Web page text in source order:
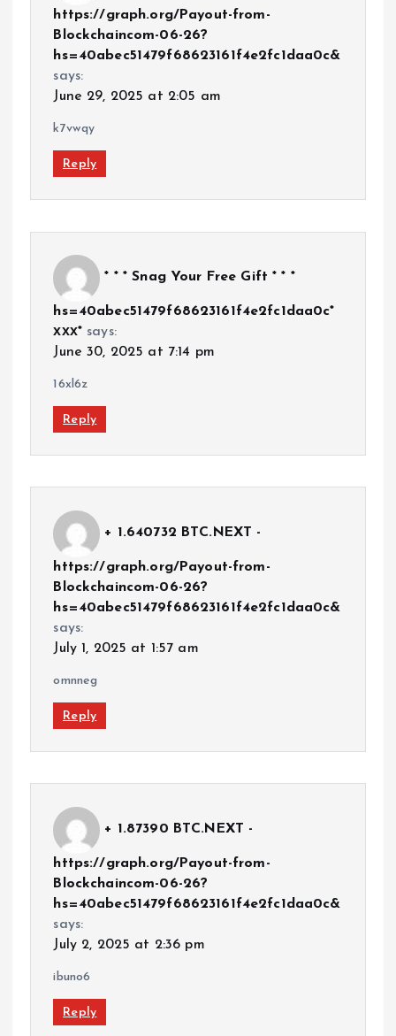
https://graph.org/Payout-from-
Blockchaincom-06-26?
hs=40abec51479f68623161f4e2fc1daa0c&
says:
June 29, 2025 at 2:05 am
k7vwqy
Reply
* * * Snag Your Free Gift * * *
hs=40abec51479f68623161f4e2fc1daa0c*
ххх* says:
June 30, 2025 at 7:14 pm
16xl6z
Reply
+ 1.640732 BTC.NEXT -
https://graph.org/Payout-from-
Blockchaincom-06-26?
hs=40abec51479f68623161f4e2fc1daa0c&
says:
July 1, 2025 at 1:57 am
omnneg
Reply
+ 1.87390 BTC.NEXT -
https://graph.org/Payout-from-
Blockchaincom-06-26?
hs=40abec51479f68623161f4e2fc1daa0c&
says:
July 2, 2025 at 2:36 pm
ibuno6
Reply